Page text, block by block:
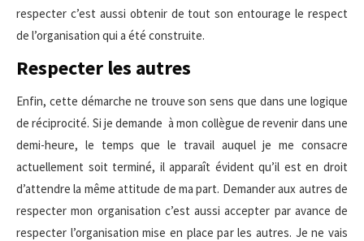
respecter c’est aussi obtenir de tout son entourage le respect
de l’organisation qui a été construite.
Respecter les autres
Enfin, cette démarche ne trouve son sens que dans une logique
de réciprocité. Si je demande à mon collègue de revenir dans une
demi-heure, le temps que le travail auquel je me consacre
actuellement soit terminé, il apparaît évident qu’il est en droit
d’attendre la même attitude de ma part. Demander aux autres de
respecter mon organisation c’est aussi accepter par avance de
respecter l’organisation mise en place par les autres. Je ne vais